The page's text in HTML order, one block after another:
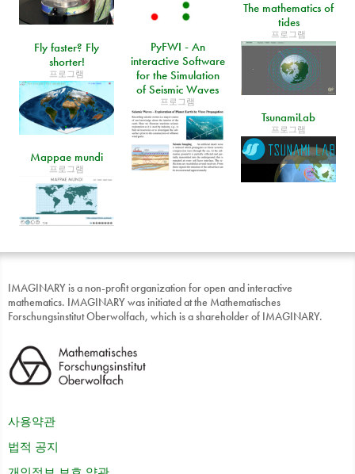
The mathematics of
tides
프로그램
PyFWI - An
interactive Software
for the Simulation
of Seismic Waves
프로그램
Fly faster? Fly
shorter!
프로그램
TsunamiLab
프로그램
Mappae mundi
프로그램
IMAGINARY is a non-profit organization for open and interactive
mathematics. IMAGINARY was initiated at the Mathematisches
Forschungsinstitut Oberwolfach, which is a shareholder of IMAGINARY.
사용약관
법적 공지